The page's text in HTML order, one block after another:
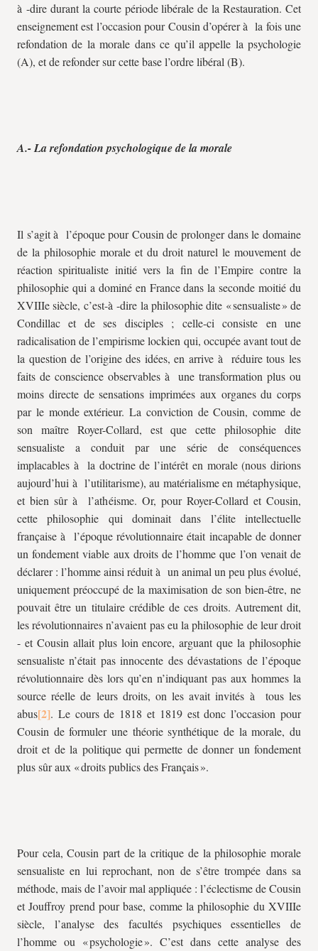
à -dire durant la courte période libérale de la Restauration. Cet
enseignement est l’occasion pour Cousin d’opérer à la fois une
refondation de la morale dans ce qu’il appelle la psychologie
(A), et de refonder sur cette base l’ordre libéral (B).
A.- La refondation psychologique de la morale
Il s’agit à l’époque pour Cousin de prolonger dans le domaine
de la philosophie morale et du droit naturel le mouvement de
réaction spiritualiste initié vers la fin de l’Empire contre la
philosophie qui a dominé en France dans la seconde moitié du
XVIIIe siècle, c’est-à -dire la philosophie dite « sensualiste » de
Condillac et de ses disciples ; celle-ci consiste en une
radicalisation de l’empirisme lockien qui, occupée avant tout de
la question de l’origine des idées, en arrive à réduire tous les
faits de conscience observables à une transformation plus ou
moins directe de sensations imprimées aux organes du corps
par le monde extérieur. La conviction de Cousin, comme de
son maître Royer-Collard, est que cette philosophie dite
sensualiste a conduit par une série de conséquences
implacables à la doctrine de l’intérêt en morale (nous dirions
aujourd’hui à l’utilitarisme), au matérialisme en métaphysique,
et bien sûr à l’athéisme. Or, pour Royer-Collard et Cousin,
cette philosophie qui dominait dans l’élite intellectuelle
française à l’époque révolutionnaire était incapable de donner
un fondement viable aux droits de l’homme que l’on venait de
déclarer : l’homme ainsi réduit à un animal un peu plus évolué,
uniquement préoccupé de la maximisation de son bien-être, ne
pouvait être un titulaire crédible de ces droits. Autrement dit,
les révolutionnaires n’avaient pas eu la philosophie de leur droit
- et Cousin allait plus loin encore, arguant que la philosophie
sensualiste n’était pas innocente des dévastations de l’époque
révolutionnaire dès lors qu’en n’indiquant pas aux hommes la
source réelle de leurs droits, on les avait invités à tous les
abus
. Le cours de 1818 et 1819 est donc l’occasion pour
Cousin de formuler une théorie synthétique de la morale, du
droit et de la politique qui permette de donner un fondement
plus sûr aux « droits publics des Français ».
Pour cela, Cousin part de la critique de la philosophie morale
sensualiste en lui reprochant, non de s’être trompée dans sa
méthode, mais de l’avoir mal appliquée : l’éclectisme de Cousin
et Jouffroy prend pour base, comme la philosophie du XVIIIe
siècle, l’analyse des facultés psychiques essentielles de
l’homme ou « psychologie ». C’est dans cette analyse des